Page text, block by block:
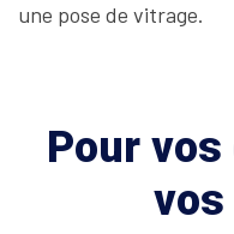
une pose de vitrage.
Pour